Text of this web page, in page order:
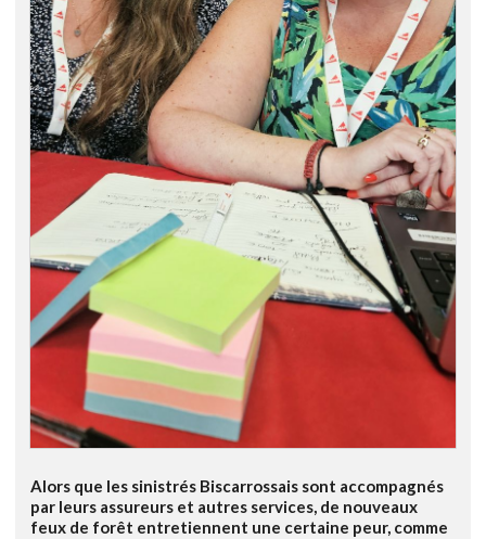
Alors que les sinistrés Biscarrossais sont accompagnés
par leurs assureurs et autres services, de nouveaux
feux de forêt entretiennent une certaine peur, comme